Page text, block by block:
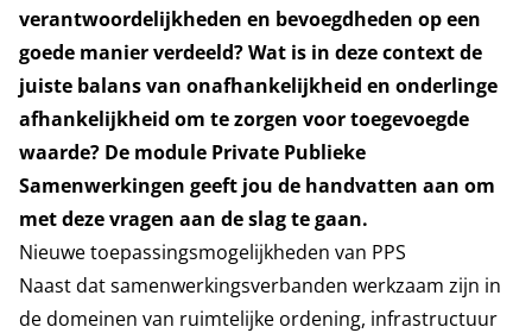
verantwoordelijkheden en bevoegdheden op een
goede manier verdeeld? Wat is in deze context de
juiste balans van onafhankelijkheid en onderlinge
afhankelijkheid om te zorgen voor toegevoegde
waarde? De module Private Publieke
Samenwerkingen geeft jou de handvatten aan om
met deze vragen aan de slag te gaan.
Nieuwe toepassingsmogelijkheden van PPS
Naast dat samenwerkingsverbanden werkzaam zijn in
de domeinen van ruimtelijke ordening, infrastructuur